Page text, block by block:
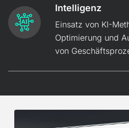
Intelligenz
Einsatz von KI-
Opti­mierung und
von